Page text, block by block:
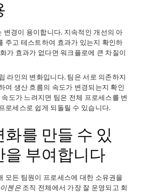
변경이 용이합니다. 지속적인 개선의 아
주고 테스트하여 효과가 있는지 확인하
가 효과가 없다면 워크플로에 큰 차질이
라인의 변화입니다. 팀은 서로 의존하지
여 생산 흐름의 속도가 변경되는지 확인
도가 느려지면 팀은 전체 프로세스를 변
로세스로 쉽게 되돌릴 수 있습니다.
를 만들 수 있
을 부여합니다
모든 팀원이 프로세스에 대한 소유권을
젠은조직 전체에서 가장 잘 운영되고 회